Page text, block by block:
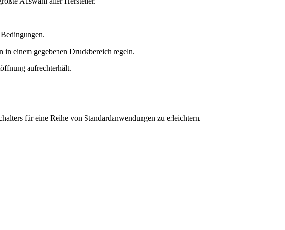
in einem gegebenen Druckbereich regeln.
aufrechterhält.
für eine Reihe von Standardanwendungen zu erleichtern.